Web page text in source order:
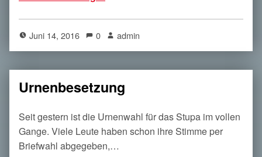
Juni 14, 2016 0 admin
Urnenbesetzung
Seit gestern ist die Urnenwahl für das Stupa im vollen
Gange. Viele Leute haben schon ihre Stimme per
Briefwahl abgegeben,…